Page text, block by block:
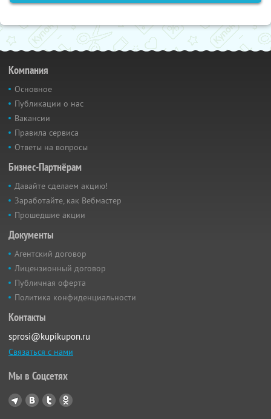
Компания
Основное
Публикации о нас
Вакансии
Правила сервиса
Ответы на вопросы
Бизнес-Партнёрам
Давайте сделаем акцию!
Заработайте, как Вебмастер
Прошедшие акции
Документы
Агентский договор
Лицензионный договор
Публичная оферта
Политика конфиденциальности
Контакты
sprosi@kupikupon.ru
Связаться с нами
Мы в Соцсетях